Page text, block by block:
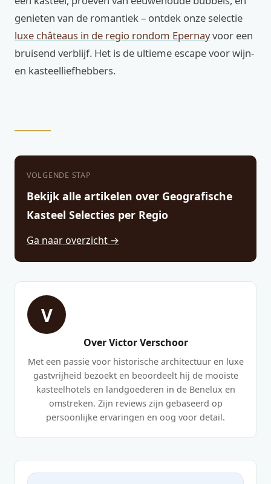
genieten van de romantiek – ontdek onze selectie
luxe châteaus in de regio rondom Epernayvoor een
bruisend verblijf. Het is de ultieme escape voor wijn-
en kasteelliefhebbers.
VOLGENDE STAP
Bekijk alle artikelen over Geografische
Kasteel Selecties per Regio
Ga naar overzicht →
V
Over Victor Verschoor
Met een passie voor historische architectuur en luxe
gastvrijheid bezoekt en beoordeelt hij de mooiste
kasteelhotels en landgoederen in de Benelux en
omstreken. Zijn reviews zijn gebaseerd op
persoonlijke ervaringen en oog voor detail.